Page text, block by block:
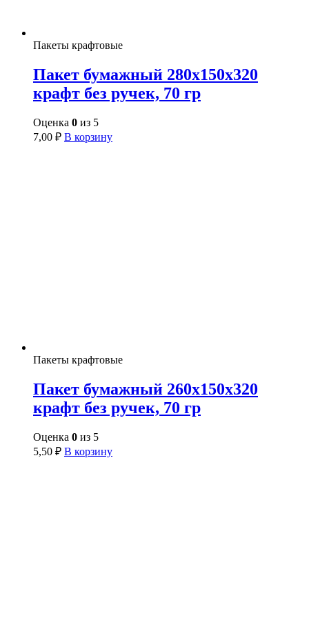
Пакеты крафтовые
Пакет бумажный 280х150х320
крафт без ручек, 70 гр
Оценка 0 из 5
7,00 ₽ В корзину
Пакеты крафтовые
Пакет бумажный 260х150х320
крафт без ручек, 70 гр
Оценка 0 из 5
5,50 ₽ В корзину